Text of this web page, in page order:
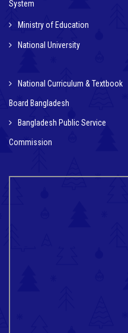
System
Ministry of Education
National University
National Curriculum & Textbook
Board Bangladesh
Bangladesh Public Service
Commission